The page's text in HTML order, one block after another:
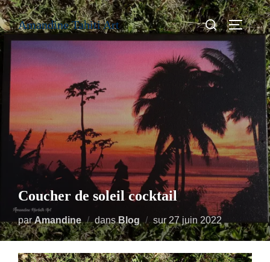
Aller
au
contenu
Amandine Tahiti Art Rechercher :
Coucher de soleil cocktail
parAmandine dansBlog sur Publié
le
27 juin 2022